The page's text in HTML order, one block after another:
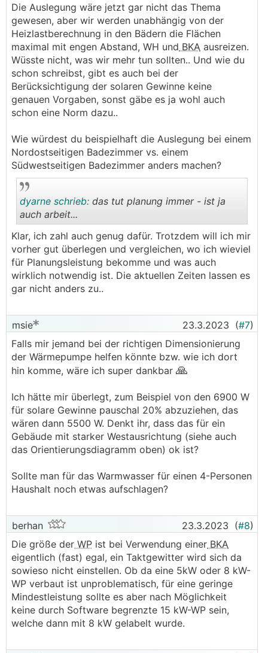
..
Die Auslegung wäre jetzt gar nicht das Thema
gewesen, aber wir werden unabhängig von der
Heizlastberechnung in den Bädern die Flächen
maximal mit engen Abstand, WH und BKA ausreizen.
Wüsste nicht, was wir mehr tun sollten.. Und wie du
schon schreibst, gibt es auch bei der
Berücksichtigung der solaren Gewinne keine
genauen Vorgaben, sonst gäbe es ja wohl auch
schon eine Norm dazu..
Wie würdest du beispielhaft die Auslegung bei einem
Nordostseitigen Badezimmer vs. einem
Südwestseitigen Badezimmer anders machen?
..
dyarne schrieb: das tut planung immer - ist ja
auch arbeit...
Klar, ich zahl auch genug dafür. Trotzdem will ich mir
vorher gut überlegen und vergleichen, wo ich wieviel
für Planungsleistung bekomme und was auch
wirklich notwendig ist. Die aktuellen Zeiten lassen es
gar nicht anders zu..
msie 23.3.2023 (#7)
Falls mir jemand bei der richtigen Dimensionierung
der Wärmepumpe helfen könnte bzw. wie ich dort
hin komme, wäre ich super dankbar 🙏
Ich hätte mir überlegt, zum Beispiel von den 6900 W
für solare Gewinne pauschal 20% abzuziehen, das
wären dann 5500 W. Denkt ihr, dass das für ein
Gebäude mit starker Westausrichtung (siehe auch
das Orientierungsdiagramm oben) ok ist?
Sollte man für das Warmwasser für einen 4-Personen
Haushalt noch etwas aufschlagen?
berhan 23.3.2023 (#8)
Die größe der WP ist bei Verwendung einer BKA
eigentlich (fast) egal, ein Taktgewitter wird sich da
sowieso nicht einstellen. Ob da eine 5kW oder 8 kW-
WP verbaut ist unproblematisch, für eine geringe
Mindestleistung sollte es aber nach Möglichkeit
keine durch Software begrenzte 15 kW-WP sein,
welche dann mit 8 kW gelabelt wurde.